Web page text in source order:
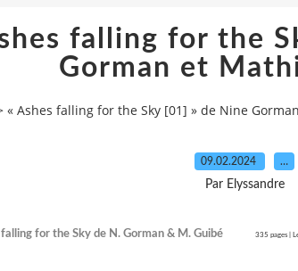
falling for the
Gorman et
« Ashes falling for the Sky [01] » de Nine
09.02.2024 …
Par Elyssandre
for the Sky de N. Gorman & M. Guibé 335 pages |